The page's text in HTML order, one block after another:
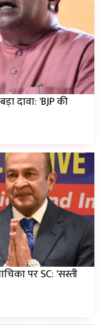
दावा: 'BJP की
पर SC: 'सस्ती